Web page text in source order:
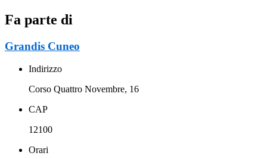
Fa parte di
Grandis Cuneo
Indirizzo
Corso Quattro Novembre, 16
CAP
12100
Orari